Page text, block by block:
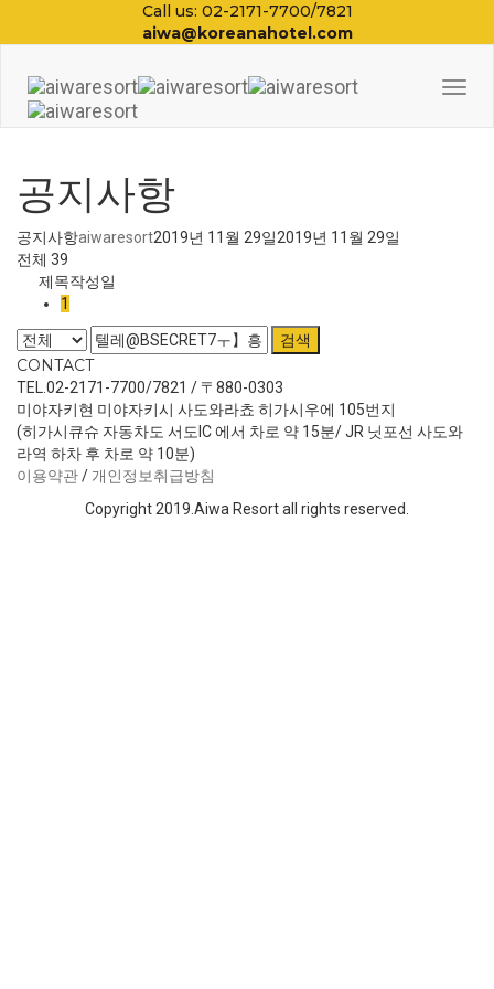
Call us: 02-2171-7700/7821
aiwa@koreanahotel.com
공지사항
공지사항aiwaresort2019년 11월 29일2019년 11월 29일
전체 39
제목작성일
1
검색
CONTACT
TEL.02-2171-7700/7821 / 〒880-0303
미야자키현 미야자키시 사도와라쵸 히가시우에 105번지
(히가시큐슈 자동차도 서도IC 에서 차로 약 15분/ JR 닛포선 사도와
라역 하차 후 차로 약 10분)
이용약관/ 개인정보취급방침
Copyright 2019.Aiwa Resort all rights reserved.